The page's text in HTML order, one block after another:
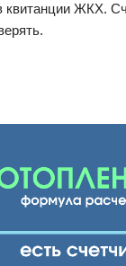
квитанции ЖКХ.